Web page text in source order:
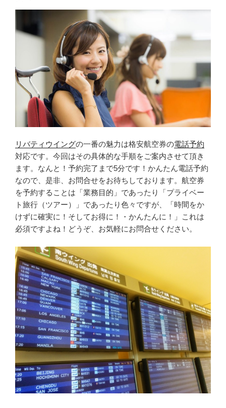
リバティウイングの一番の魅力は格安航空券の電話予約
対応です。今回はその具体的な手順をご案内させて頂き
ます。なんと！予約完了まで5分です！かんたん電話予約
なので、是非、お問合せをお待ちしております。航空券
を予約することは「業務目的」であったり「プライベー
ト旅行（ツアー）」であったり色々ですが、「時間をか
けずに確実に！そしてお得に！・かんたんに！」これは
必須ですよね！どうぞ、お気軽にお問合せください。